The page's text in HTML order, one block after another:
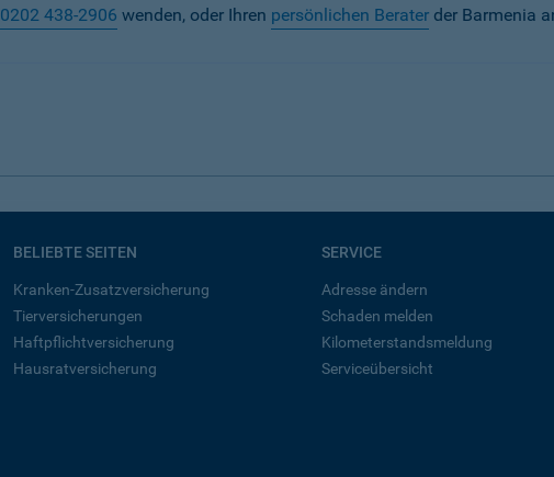
0202 438-2906 wenden, oder Ihren persönlichen Berater der Barmenia
BELIEBTE SEITEN
Kranken-Zusatzversicherung
Tierversicherungen
Haftpflichtversicherung
Hausratversicherung
SERVICE
Adresse ändern
Schaden melden
Kilometerstandsmeldung
Serviceübersicht